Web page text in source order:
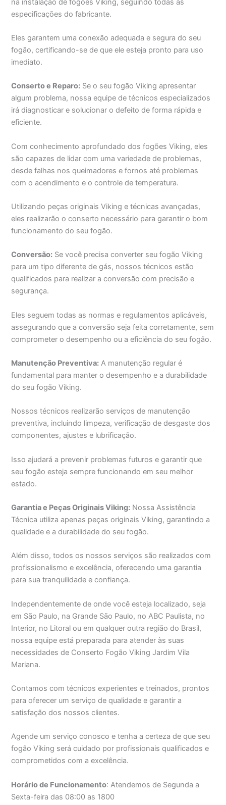
especificações do fabricante.
Eles garantem uma conexão adequada e segura do seu
fogão, certificando-se de que ele esteja pronto para uso
imediato.
Conserto e Reparo: Se o seu fogão Viking apresentar
algum problema, nossa equipe de técnicos especializados
irá diagnosticar e solucionar o defeito de forma rápida e
eficiente.
Com conhecimento aprofundado dos fogões Viking, eles
são capazes de lidar com uma variedade de problemas,
desde falhas nos queimadores e fornos até problemas
com o acendimento e o controle de temperatura.
Utilizando peças originais Viking e técnicas avançadas,
eles realizarão o conserto necessário para garantir o bom
funcionamento do seu fogão.
Conversão: Se você precisa converter seu fogão Viking
para um tipo diferente de gás, nossos técnicos estão
qualificados para realizar a conversão com precisão e
segurança.
Eles seguem todas as normas e regulamentos aplicáveis,
assegurando que a conversão seja feita corretamente, sem
comprometer o desempenho ou a eficiência do seu fogão.
Manutenção Preventiva: A manutenção regular é
fundamental para manter o desempenho e a durabilidade
do seu fogão Viking.
Nossos técnicos realizarão serviços de manutenção
preventiva, incluindo limpeza, verificação de desgaste dos
componentes, ajustes e lubrificação.
Isso ajudará a prevenir problemas futuros e garantir que
seu fogão esteja sempre funcionando em seu melhor
estado.
Garantia e Peças Originais Viking: Nossa Assistência
Técnica utiliza apenas peças originais Viking, garantindo a
qualidade e a durabilidade do seu fogão.
Além disso, todos os nossos serviços são realizados com
profissionalismo e excelência, oferecendo uma garantia
para sua tranquilidade e confiança.
Independentemente de onde você esteja localizado, seja
em São Paulo, na Grande São Paulo, no ABC Paulista, no
Interior, no Litoral ou em qualquer outra região do Brasil,
nossa equipe está preparada para atender às suas
necessidades de Conserto Fogão Viking Jardim Vila
Mariana.
Contamos com técnicos experientes e treinados, prontos
para oferecer um serviço de qualidade e garantir a
satisfação dos nossos clientes.
Agende um serviço conosco e tenha a certeza de que seu
fogão Viking será cuidado por profissionais qualificados e
comprometidos com a excelência.
Horário de Funcionamento: Atendemos de Segunda a
Sexta-feira das 08:00 as 1800